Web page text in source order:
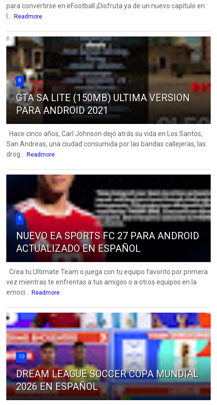
para convertirse en eFootball ¡Disfruta ya de un nuevo capítulo en
Readmore
8
GTA SA LITE (150MB) ULTIMA VERSION
PARA ANDROID 2021
Hace cinco años, Carl Johnson dejó atrás su vida en Los Santos,
San Andreas, una ciudad consumida por las bandas callejeras, las
drog...
Readmore
9
NUEVO EA SPORTS FC 27 PARA ANDROID
ACTUALIZADO EN ESPAÑOL
Crea tu Ultimate Team o juega con tu equipo favorito por primera
vez mientras te enfrentas a tus amigos o a otros equipos en la
emoci...
Readmore
10
DREAM LEAGUE SOCCER COPA MUNDIAL
2026 EN ESPAÑOL